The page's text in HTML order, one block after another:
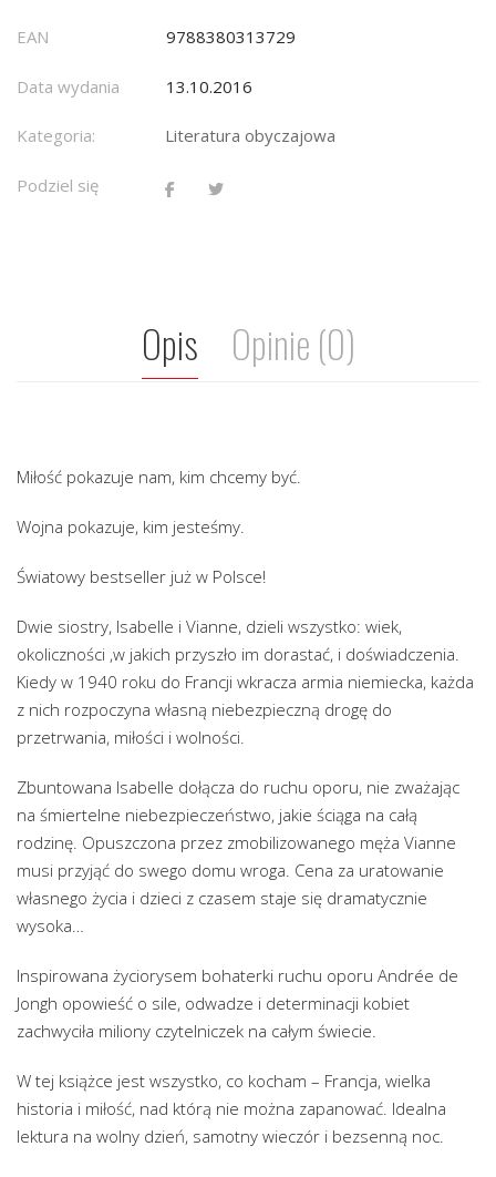
EAN 9788380313729
Data wydania 13.10.2016
Kategoria: Literatura obyczajowa
Podziel się
Opis Opinie (0)
Miłość pokazuje nam, kim chcemy być.
Wojna pokazuje, kim jesteśmy.
Światowy bestseller już w Polsce!
Dwie siostry, Isabelle i Vianne, dzieli wszystko: wiek,
okoliczności ,w jakich przyszło im dorastać, i doświadczenia.
Kiedy w 1940 roku do Francji wkracza armia niemiecka, każda
z nich rozpoczyna własną niebezpieczną drogę do
przetrwania, miłości i wolności.
Zbuntowana Isabelle dołącza do ruchu oporu, nie zważając
na śmiertelne niebezpieczeństwo, jakie ściąga na całą
rodzinę. Opuszczona przez zmobilizowanego męża Vianne
musi przyjąć do swego domu wroga. Cena za uratowanie
własnego życia i dzieci z czasem staje się dramatycznie
wysoka…
Inspirowana życiorysem bohaterki ruchu oporu Andrée de
Jongh opowieść o sile, odwadze i determinacji kobiet
zachwyciła miliony czytelniczek na całym świecie.
W tej książce jest wszystko, co kocham – Francja, wielka
historia i miłość, nad którą nie można zapanować. Idealna
lektura na wolny dzień, samotny wieczór i bezsenną noc.